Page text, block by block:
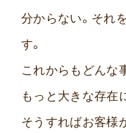
分からない。それ
す。
これからもどんな
もっと大きな存在
そうすればお客様